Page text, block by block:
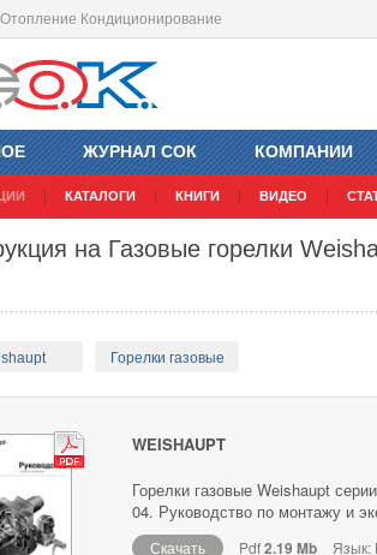
Кондиционирование
ЖУРНАЛ СОК КОМПАНИИ
КАТАЛОГИ КНИГИ ВИДЕО
на Газовые горелки
Горелки газовые
WEISHAUPT
Горелки газовые Weishaupt
04. Руководство по монтажу и
Скачать Pdf2.19 Mb Язык: